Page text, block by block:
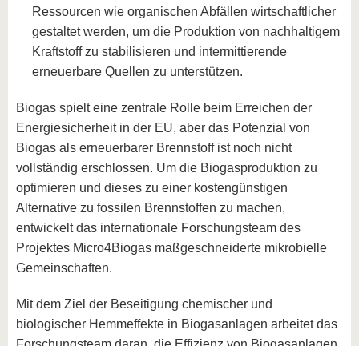
Ressourcen wie organischen Abfällen wirtschaftlicher
gestaltet werden, um die Produktion von nachhaltigem
Kraftstoff zu stabilisieren und intermittierende
erneuerbare Quellen zu unterstützen.
Biogas spielt eine zentrale Rolle beim Erreichen der
Energiesicherheit in der EU, aber das Potenzial von
Biogas als erneuerbarer Brennstoff ist noch nicht
vollständig erschlossen. Um die Biogasproduktion zu
optimieren und dieses zu einer kostengünstigen
Alternative zu fossilen Brennstoffen zu machen,
entwickelt das internationale Forschungsteam des
Projektes Micro4Biogas maßgeschneiderte mikrobielle
Gemeinschaften.
Mit dem Ziel der Beseitigung chemischer und
biologischer Hemmeffekte in Biogasanlagen arbeitet das